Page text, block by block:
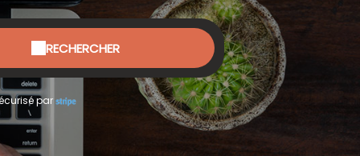
RECHERCHER
par